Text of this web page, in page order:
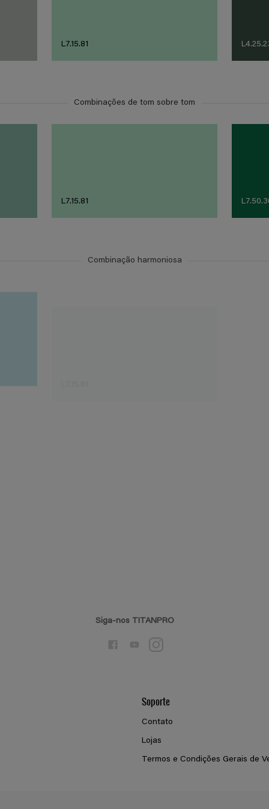
L7.15.81
Combinações de tom sobre tom
L7.15.81
Combinação harmoniosa
Siga-nos TITANPRO
Soporte
Contato
Lojas
Termos e Condições Gerais de